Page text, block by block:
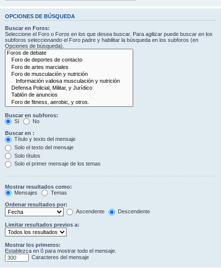
OPCIONES DE BÚSQUEDA
Buscar en Foros:
Seleccione el Foro o Foros en los que desea buscar. Para agilizar puede buscar en los
subforos seleccionando el Foro padre y habilitar la búsqueda en los subforos (en
Opciones de búsqueda).
Buscar en subforos:
Sí
No
Buscar en :
Título y texto del mensaje
Solo el texto del mensaje
Solo títulos
Solo el primer mensaje de los temas
Mostrar resultados como:
Mensajes
Temas
Ordenar resultados por:
Ascendente
Descendente
Limitar resultados previos a:
Mostrar los primeros:
Establezca en 0 para mostrar todo el mensaje.
Caracteres del mensaje